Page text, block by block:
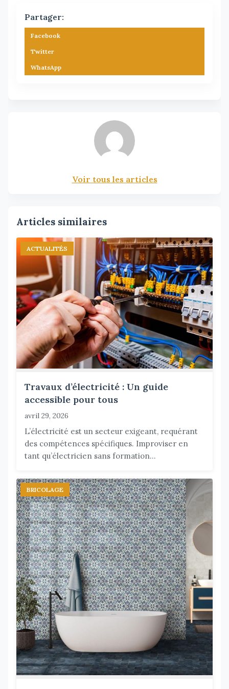
Partager:
Facebook
Twitter
WhatsApp
Voir tous les articles
Articles similaires
ACTUALITÉS
Travaux d’électricité : Un guide
accessible pour tous
avril 29, 2026
L’électricité est un secteur exigeant, requérant
des compétences spécifiques. Improviser en
tant qu’électricien sans formation...
BRICOLAGE